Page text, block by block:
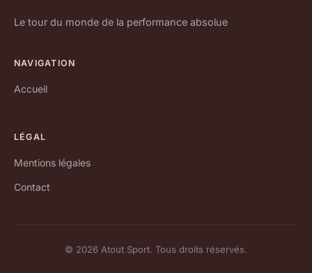
Le tour du monde de la performance absolue
NAVIGATION
Accueil
LÉGAL
Mentions légales
Contact
© 2026 Atout Sport. Tous droits réservés.